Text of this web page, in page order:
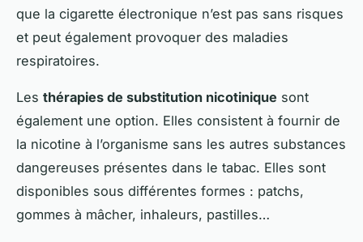
que la cigarette électronique n’est pas sans risques
et peut également provoquer des maladies
respiratoires.
Les thérapies de substitution nicotinique sont
également une option. Elles consistent à fournir de
la nicotine à l’organisme sans les autres substances
dangereuses présentes dans le tabac. Elles sont
disponibles sous différentes formes : patchs,
gommes à mâcher, inhaleurs, pastilles…